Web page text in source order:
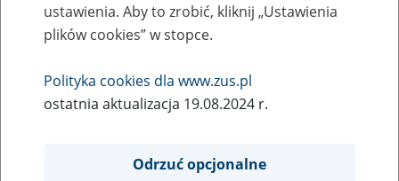
ustawienia. Aby to zrobić, kliknij „Ustawienia
plików cookies” w stopce.
Polityka cookies dla www.zus.pl
ostatnia aktualizacja 19.08.2024 r.
Odrzuć opcjonalne